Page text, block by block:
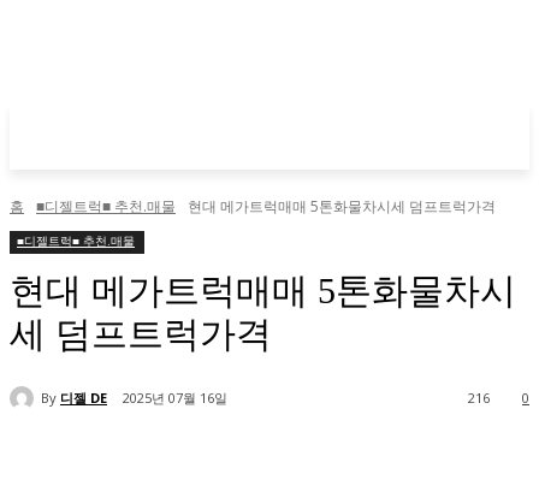
홈 ■디젤트럭■ 추천.매물 현대 메가트럭매매 5톤화물차시세 덤프트럭가격
■디젤트럭■ 추천.매물
현대 메가트럭매매 5톤화물차시
세 덤프트럭가격
By 디젤 DE 2025년 07월 16일 0
216